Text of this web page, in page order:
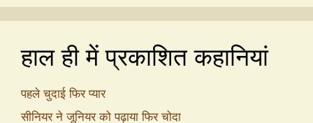
हाल ही में प्रकाशित कहानियां
पहले चुदाई फिर प्यार
सीनियर ने जूनियर को पढ़ाया फिर चोदा